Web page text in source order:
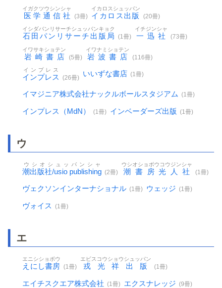
医学通信社
イガクツウシンシャ
(3冊) イカロス出版
イカロスシュッパン
(20冊)
石田パンリサーチ出版局
イシダパンリサーチシュッパンキョク
(1冊) 一迅社
イチジンシャ
(73冊)
岩崎書店
イワサキショテン
(5冊) 岩波書店
イワナミショテン
(116冊)
インプレス
インプレス
(26冊) いいずな書店 (1冊)
イマジニア株式会社ナックルボールスタジアム (1冊)
インプレス（MdN） (1冊) インベーダーズ出版 (1冊)
ウ
潮出版社/usio publishing
ウシオシュッパンシャ
(2冊) 潮書房光人社
ウシオショボウコウジンシャ
(1冊)
ヴェクソンインターナショナル (1冊) ウェッジ (1冊)
ヴォイス (1冊)
エ
えにし書房
エニシショボウ
(1冊) 戎光祥出版
エビスコウショウシュッパン
(1冊)
エイチスクエア株式会社 (1冊) エクスナレッジ (9冊)